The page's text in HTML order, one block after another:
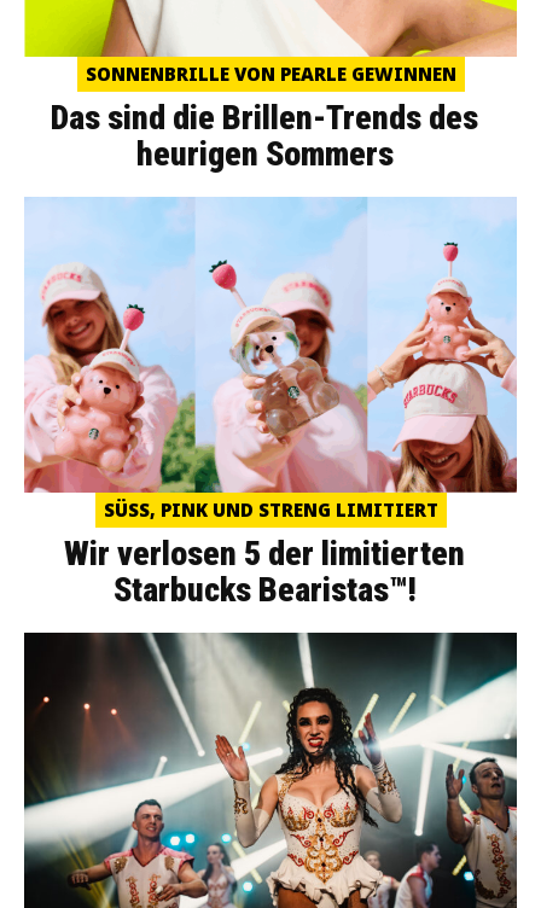
SONNENBRILLE VON PEARLE GEWINNEN
Das sind die Brillen-Trends des
heurigen Sommers
SÜSS, PINK UND STRENG LIMITIERT
Wir verlosen 5 der limitierten
Starbucks Bearistas™!